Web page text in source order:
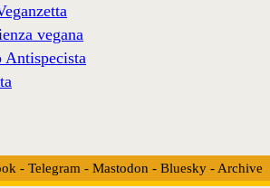
vegana
Antispecista
- Telegram - Mastodon - Bluesky- Archive